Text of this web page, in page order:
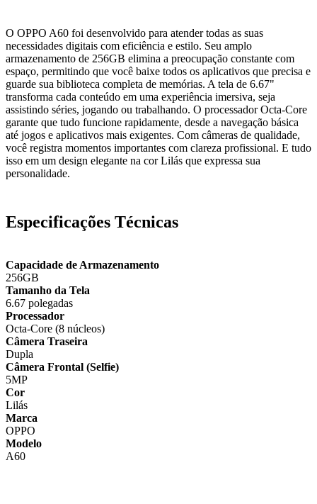
O OPPO A60 foi desenvolvido para atender todas as suas
necessidades digitais com eficiência e estilo. Seu amplo
armazenamento de 256GB elimina a preocupação constante com
espaço, permitindo que você baixe todos os aplicativos que precisa e
guarde sua biblioteca completa de memórias. A tela de 6.67"
transforma cada conteúdo em uma experiência imersiva, seja
assistindo séries, jogando ou trabalhando. O processador Octa-Core
garante que tudo funcione rapidamente, desde a navegação básica
até jogos e aplicativos mais exigentes. Com câmeras de qualidade,
você registra momentos importantes com clareza profissional. E tudo
isso em um design elegante na cor Lilás que expressa sua
personalidade.
Especificações Técnicas
Capacidade de Armazenamento
256GB
Tamanho da Tela
6.67 polegadas
Processador
Octa-Core (8 núcleos)
Câmera Traseira
Dupla
Câmera Frontal (Selfie)
5MP
Cor
Lilás
Marca
OPPO
Modelo
A60